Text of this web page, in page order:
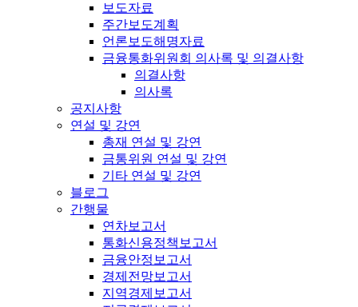
보도자료
주간보도계획
언론보도해명자료
금융통화위원회 의사록 및 의결사항
의결사항
의사록
공지사항
연설 및 강연
총재 연설 및 강연
금통위원 연설 및 강연
기타 연설 및 강연
블로그
간행물
연차보고서
통화신용정책보고서
금융안정보고서
경제전망보고서
지역경제보고서